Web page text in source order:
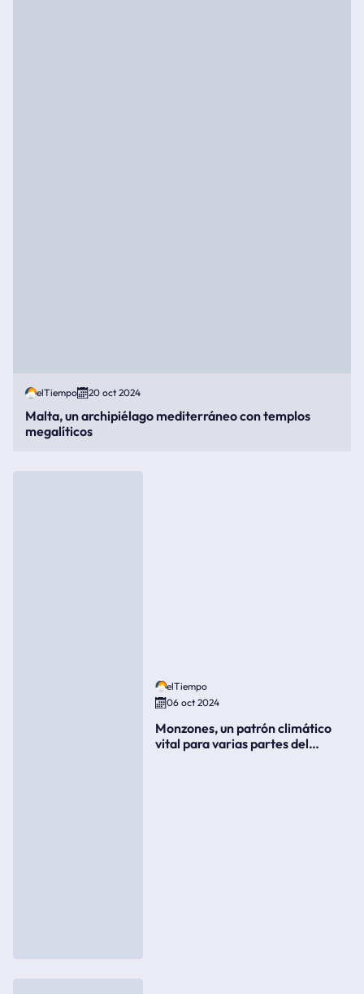
elTiempo 20 oct 2024
Malta, un archipiélago mediterráneo con templos
megalíticos
elTiempo
06 oct 2024
Monzones, un patrón climático
vital para varias partes del